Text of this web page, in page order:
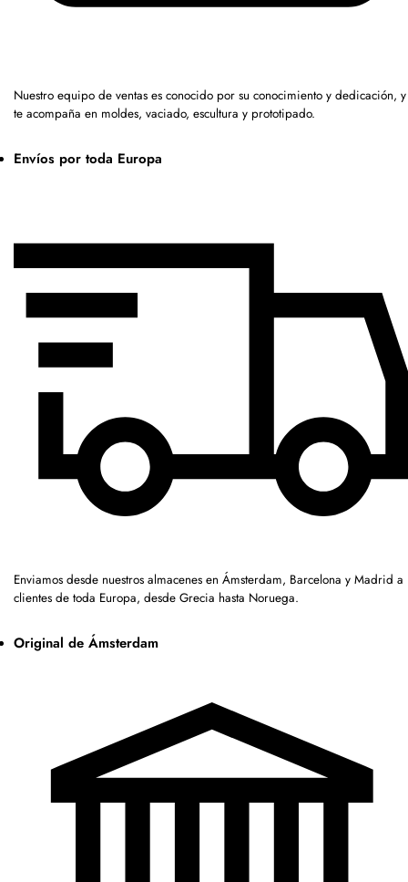
Nuestro equipo de ventas es conocido por su conocimiento y dedicación, y
te acompaña en moldes, vaciado, escultura y prototipado.
Envíos por toda Europa
Enviamos desde nuestros almacenes en Ámsterdam, Barcelona y Madrid a
clientes de toda Europa, desde Grecia hasta Noruega.
Original de Ámsterdam